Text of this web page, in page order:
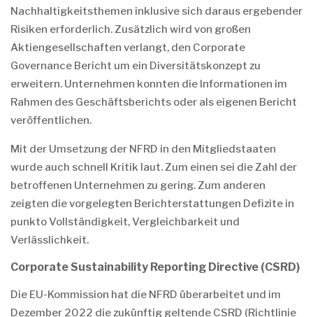
Nachhaltigkeitsthemen inklusive sich daraus ergebender
Risiken erforderlich. Zusätzlich wird von großen
Aktiengesellschaften verlangt, den Corporate
Governance Bericht um ein Diversitätskonzept zu
erweitern. Unternehmen konnten die Informationen im
Rahmen des Geschäftsberichts oder als eigenen Bericht
veröffentlichen.
Mit der Umsetzung der NFRD in den Mitgliedstaaten
wurde auch schnell Kritik laut. Zum einen sei die Zahl der
betroffenen Unternehmen zu gering. Zum anderen
zeigten die vorgelegten Berichterstattungen Defizite in
punkto Vollständigkeit, Vergleichbarkeit und
Verlässlichkeit.
Corporate Sustainability Reporting Directive (CSRD)
Die EU-Kommission hat die NFRD überarbeitet und im
Dezember 2022 die zukünftig geltende CSRD (Richtlinie